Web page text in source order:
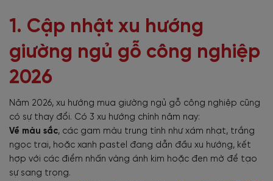
1. Cập nhật xu hướng
giường ngủ gỗ công nghiệp
2026
Năm 2026, xu hướng mua giường ngủ gỗ công nghiệp cũng
có sự thay đổi. Có 3 xu hướng chính năm nay:
Về màu sắc, các gam màu trung tính như xám nhạt, trắng
ngọc trai, hoặc xanh pastel đang dẫn đầu xu hướng, kết
hợp với các điểm nhấn vàng ánh kim hoặc đen mờ để tạo
sự sang trọng.